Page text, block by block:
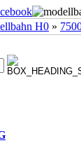
H0 »